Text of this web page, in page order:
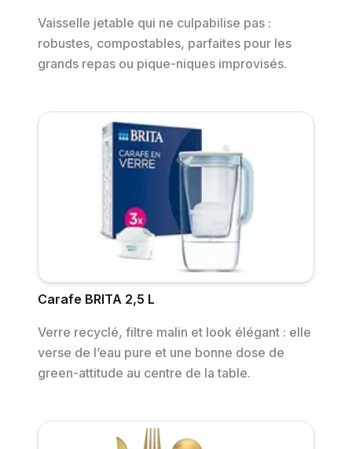
Vaisselle jetable qui ne culpabilise pas :
robustes, compostables, parfaites pour les
grands repas ou pique-niques improvisés.
Carafe BRITA 2,5 L
Verre recyclé, filtre malin et look élégant : elle
verse de l’eau pure et une bonne dose de
green-attitude au centre de la table.